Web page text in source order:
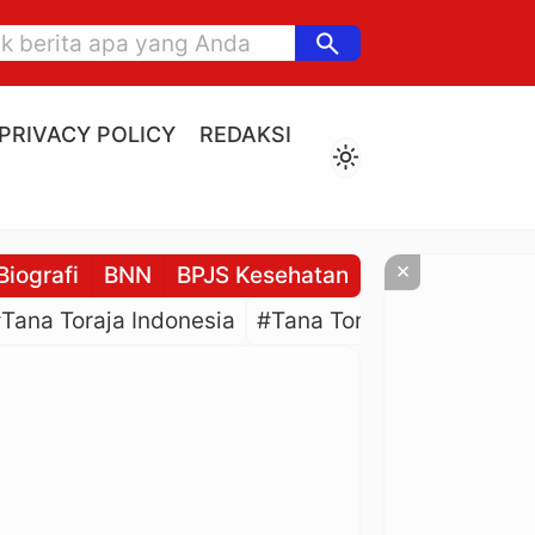
search
PRIVACY POLICY
REDAKSI
light_mode
BNN BPJS Kesehatan BPJS
Toraja Indonesia #Tana Toraja Culture
×